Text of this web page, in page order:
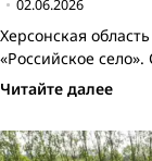
02.06.2026
Херсонская
«Российское
Читайте далее